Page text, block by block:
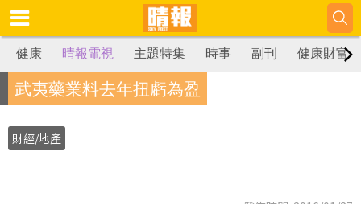
健康 晴報電視 主題特集 時事 副刊 健康財富
武夷藥業料去年扭虧為盈
財經/地產